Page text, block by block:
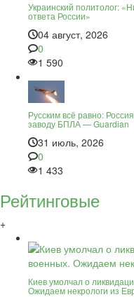
Украинский политолог:
ответа России»
04 август, 2026
0
1 590
Русским всё равно:
заводу БПЛА — Guardian
31 июль, 2026
0
1 433
Рейтинговые
+
Киев умолчал о
Ожидаем некрологи из